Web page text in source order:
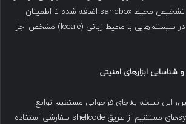
یک مکانیزم جدید برای تشخیص محیط sandbox اضافه شده تا اطمینان
حاصل شود بدافزار فقط در سیستم‌هایی با محیط زبانی (locale) مشخص اجرا
و شناسایی ابزارهای امنیتی
این نسخه به‌جای فراخوانی مستقیم توابع
Windows API، از syscallهای مستقیم از طریق shellcode سفارشی استفاده